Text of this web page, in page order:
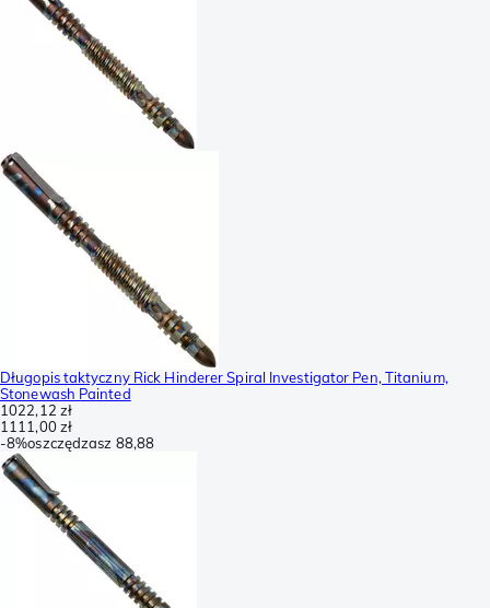
Długopis taktyczny Rick Hinderer Spiral Investigator Pen, Titanium,
Stonewash Painted
1022,12 zł
1111,00 zł
-8%oszczędzasz 88,88